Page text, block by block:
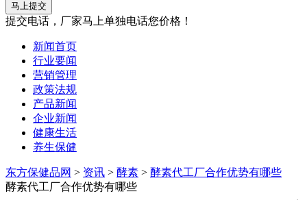
马上提交
提交电话，厂家马上单独电话您价格！
新闻首页
行业要闻
营销管理
政策法规
产品新闻
企业新闻
健康生活
养生保健
东方保健品网 > 资讯 > 酵素 > 酵素代工厂合作优势有哪些
酵素代工厂合作优势有哪些